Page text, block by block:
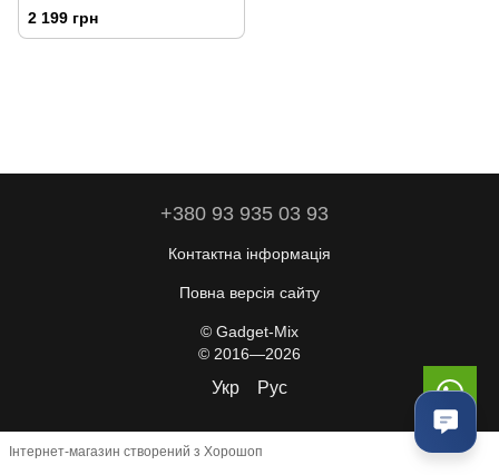
(сумісний з Makita 18V) + АКБ
2000 мАг
2 199 грн
+380 93 935 03 93
Контактна інформація
Повна версія сайту
© Gadget-Mix
© 2016—2026
Укр Рус
Інтернет-магазин створений з Хорошоп